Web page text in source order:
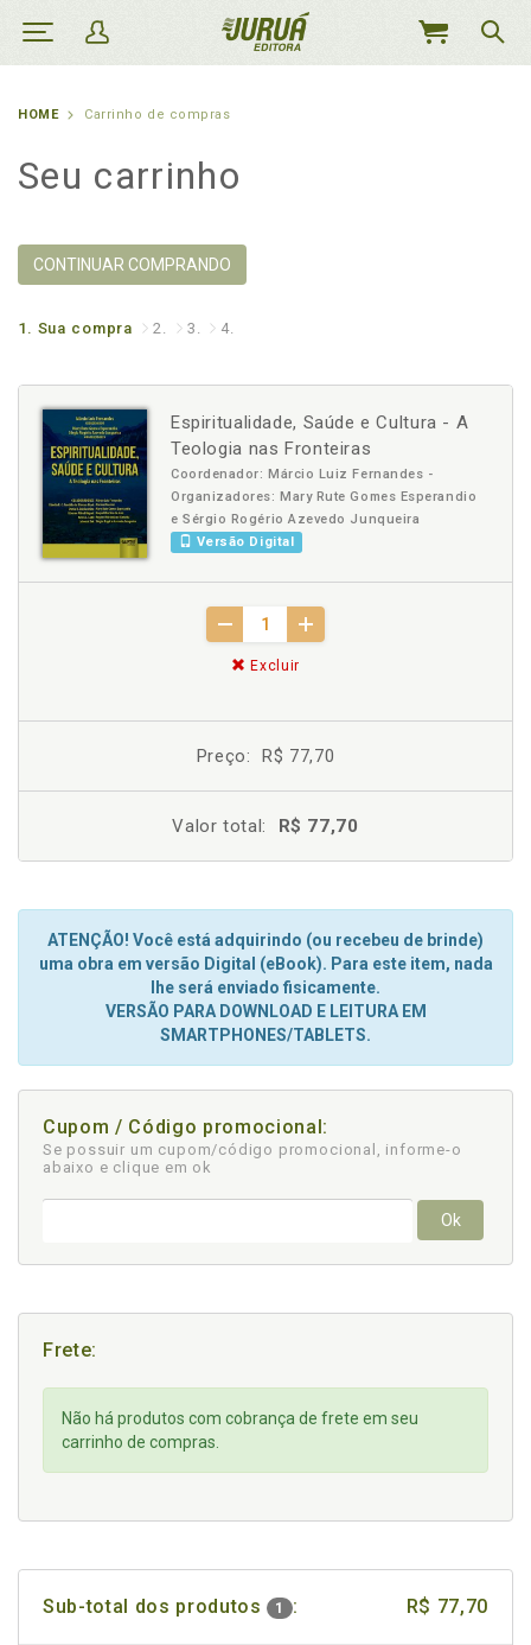
MEU
HOME Carrinho de compras
Seu carrinho
CONTINUAR COMPRANDO
1. Sua compra 2. 3. 4.
Espiritualidade, Saúde e Cultura - A
Teologia nas Fronteiras
Coordenador: Márcio Luiz Fernandes -
Organizadores: Mary Rute Gomes Esperandio
e Sérgio Rogério Azevedo Junqueira
Versão Digital
Excluir
Preço: R$ 77,70
Valor total: R$ 77,70
ATENÇÃO! Você está adquirindo (ou recebeu de brinde)
uma obra em versão Digital (eBook). Para este item, nada
lhe será enviado fisicamente.
VERSÃO PARA DOWNLOAD E LEITURA EM
SMARTPHONES/TABLETS.
Cupom / Código promocional:
Se possuir um cupom/código promocional, informe-o
abaixo e clique em ok
Ok
Frete:
Não há produtos com cobrança de frete em seu
carrinho de compras.
Sub-total dos produtos 1 : R$ 77,70